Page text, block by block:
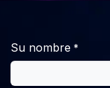
Su nombre *